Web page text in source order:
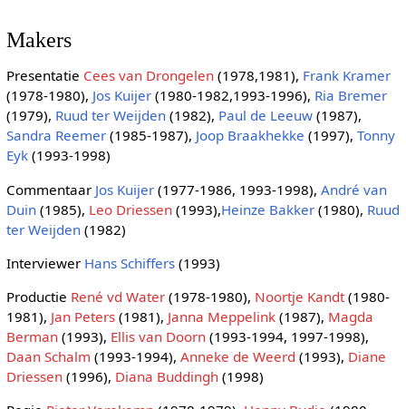
Makers
Presentatie Cees van Drongelen(1978,1981), Frank Kramer
(1978-1980), Jos Kuijer(1980-1982,1993-1996), Ria Bremer
(1979), Ruud ter Weijden(1982), Paul de Leeuw(1987),
Sandra Reemer(1985-1987), Joop Braakhekke (1997), Tonny
Eyk(1993-1998)
Commentaar Jos Kuijer(1977-1986, 1993-1998), André van
Duin(1985), Leo Driessen(1993),Heinze Bakker(1980), Ruud
ter Weijden(1982)
Interviewer Hans Schiffers(1993)
Productie René vd Water(1978-1980), Noortje Kandt(1980-
1981), Jan Peters(1981), Janna Meppelink(1987), Magda
Berman(1993), Ellis van Doorn(1993-1994, 1997-1998),
Daan Schalm (1993-1994), Anneke de Weerd (1993), Diane
Driessen(1996), Diana Buddingh(1998)